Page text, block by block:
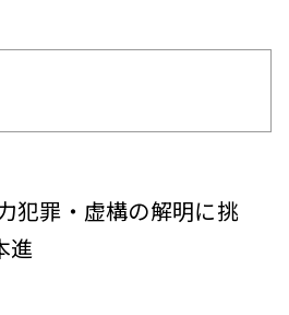
犯罪・虚構の解明に挑
進